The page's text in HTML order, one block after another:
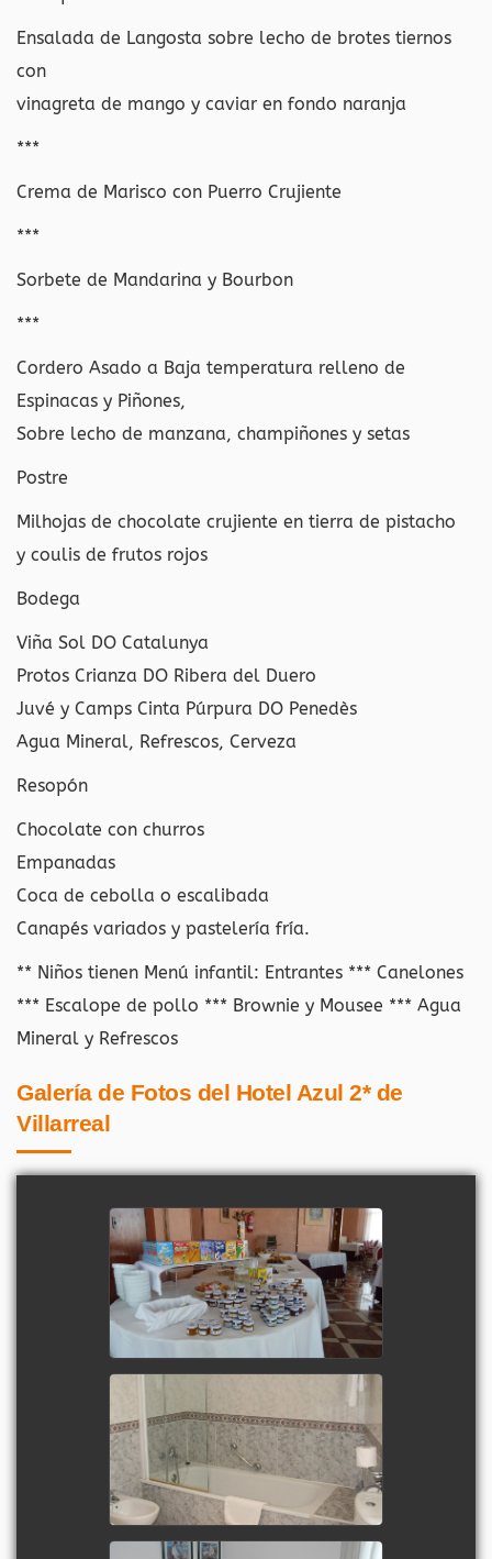
Ensalada de Langosta sobre lecho de brotes tiernos
con
vinagreta de mango y caviar en fondo naranja
***
Crema de Marisco con Puerro Crujiente
***
Sorbete de Mandarina y Bourbon
***
Cordero Asado a Baja temperatura relleno de
Espinacas y Piñones,
Sobre lecho de manzana, champiñones y setas
Postre
Milhojas de chocolate crujiente en tierra de pistacho
y coulis de frutos rojos
Bodega
Viña Sol DO Catalunya
Protos Crianza DO Ribera del Duero
Juvé y Camps Cinta Púrpura DO Penedès
Agua Mineral, Refrescos, Cerveza
Resopón
Chocolate con churros
Empanadas
Coca de cebolla o escalibada
Canapés variados y pastelería fría.
** Niños tienen Menú infantil: Entrantes *** Canelones
*** Escalope de pollo *** Brownie y Mousee *** Agua
Mineral y Refrescos
Galería de Fotos del Hotel Azul 2* de
Villarreal